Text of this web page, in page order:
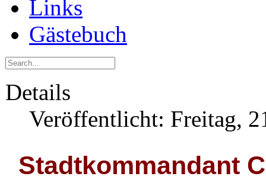
Links
Gästebuch
Details
Veröffentlicht: Freitag,
Stadtkommandant